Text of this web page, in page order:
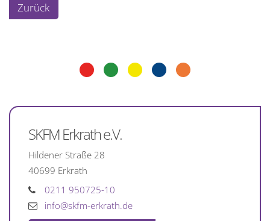
Zurück
SKFM Erkrath e.V.
Hildener Straße 28
40699 Erkrath
0211 950725-10
info@skfm-erkrath.de